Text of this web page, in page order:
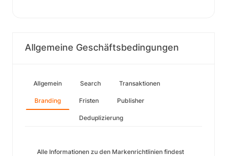
Allgemeine Geschäftsbedingungen
Allgemein Search Transaktionen
Branding Fristen Publisher
Deduplizierung
Alle Informationen zu den Markenrichtlinien findest